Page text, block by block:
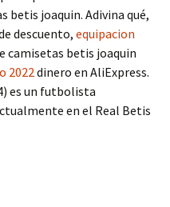
betis joaquin. Adivina qué,
descuento, equipacion
camisetas betis joaquin
2022dinero en AliExpress.
es un futbolista
en el Real Betis